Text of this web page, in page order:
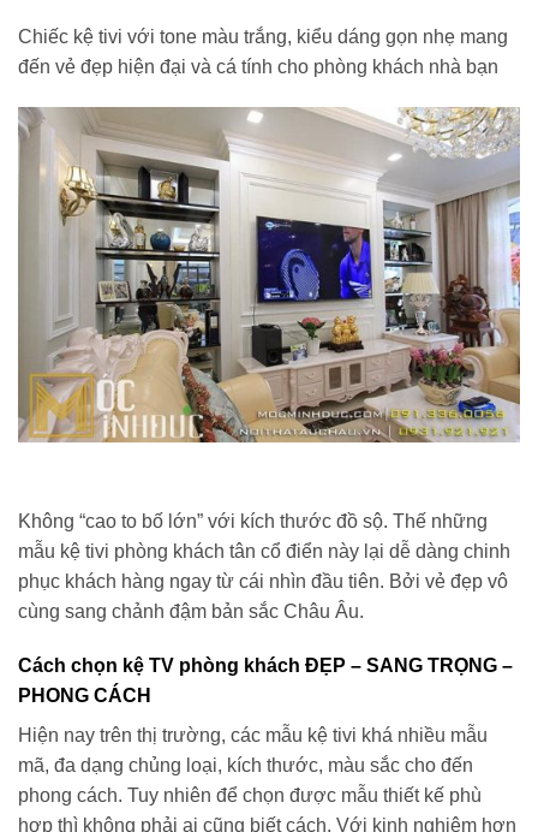
Chiếc kệ tivi với tone màu trắng, kiểu dáng gọn nhẹ mang
đến vẻ đẹp hiện đại và cá tính cho phòng khách nhà bạn
Không “cao to bố lớn” với kích thước đồ sộ. Thế những
mẫu kệ tivi phòng khách tân cổ điển này lại dễ dàng chinh
phục khách hàng ngay từ cái nhìn đầu tiên. Bởi vẻ đẹp vô
cùng sang chảnh đậm bản sắc Châu Âu.
Cách chọn kệ TV phòng khách ĐẸP – SANG TRỌNG –
PHONG CÁCH
Hiện nay trên thị trường, các mẫu kệ tivi khá nhiều mẫu
mã, đa dạng chủng loại, kích thước, màu sắc cho đến
phong cách. Tuy nhiên để chọn được mẫu thiết kế phù
hợp thì không phải ai cũng biết cách. Với kinh nghiệm hơn